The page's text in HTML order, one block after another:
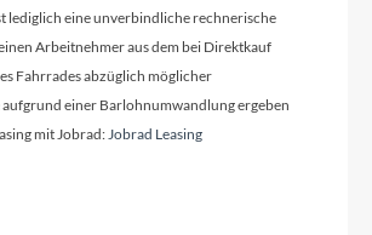
lediglich eine unverbindliche rechnerische
Arbeitnehmer aus dem bei Direktkauf
Fahrrades abzüglich möglicher
einer Barlohnumwandlung ergeben
mit Jobrad:Jobrad Leasing